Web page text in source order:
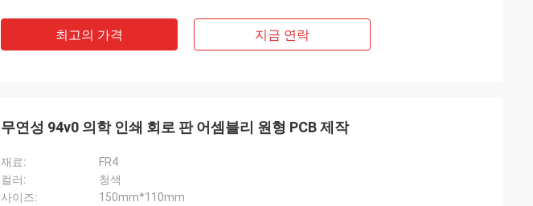
최고의 가격 지금 연락
무연성 94v0 의학 인쇄 회로 판 어셈블리 원형 PCB 제작
재료:
FR4
컬러:
청색
사이즈:
150mm*110mm